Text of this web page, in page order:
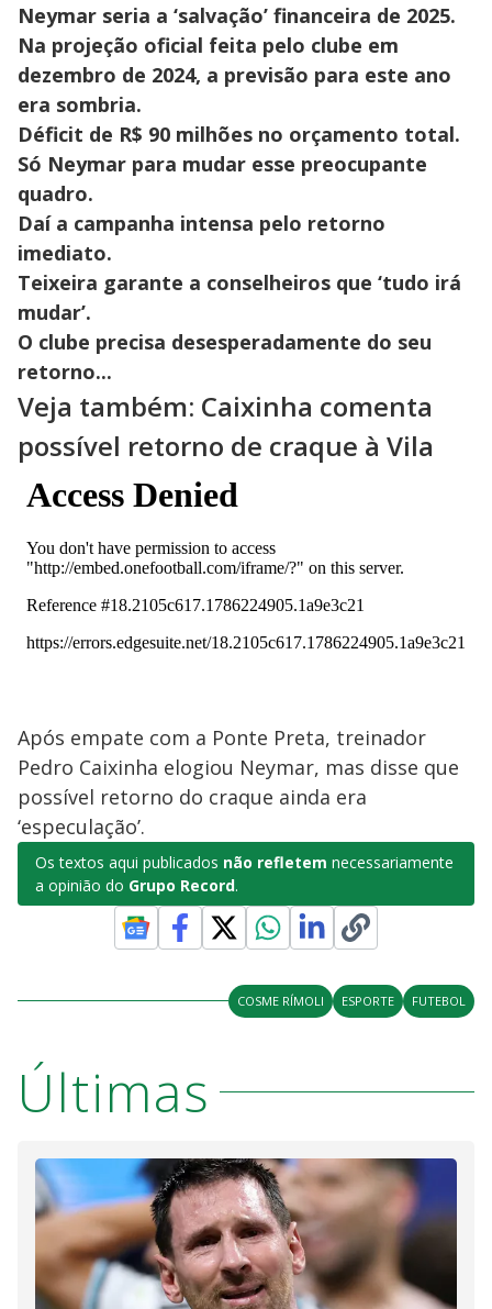
Neymar seria a ‘salvação’ financeira de 2025.
Na projeção oficial feita pelo clube em
dezembro de 2024, a previsão para este ano
era sombria.
Déficit de R$ 90 milhões no orçamento total.
Só Neymar para mudar esse preocupante
quadro.
Daí a campanha intensa pelo retorno
imediato.
Teixeira garante a conselheiros que ‘tudo irá
mudar’.
O clube precisa desesperadamente do seu
retorno...
Veja também: Caixinha comenta
possível retorno de craque à Vila
Após empate com a Ponte Preta, treinador
Pedro Caixinha elogiou Neymar, mas disse que
possível retorno do craque ainda era
‘especulação’.
Os textos aqui publicados não refletem necessariamente
a opinião do Grupo Record.
COSME RÍMOLI ESPORTE FUTEBOL
Últimas